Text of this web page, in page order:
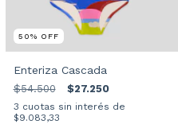
50% OFF
Enteriza Cascada
$54.500 $27.250
3 cuotas sin interés de
$9.083,33